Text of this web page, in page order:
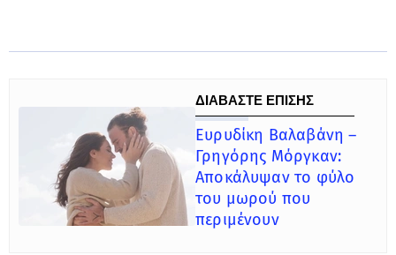
ΔΙΑΒΑΣΤΕ ΕΠΙΣΗΣ
Ευρυδίκη Βαλαβάνη –
Γρηγόρης Μόργκαν:
Αποκάλυψαν το φύλο
του μωρού που
περιμένουν